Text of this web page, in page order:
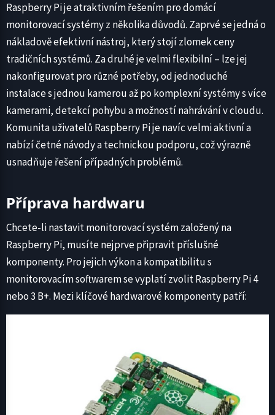
Raspberry Pi je atraktivním řešením pro domácí
monitorovací systémy z několika důvodů. Zaprvé se jedná o
nákladově efektivní nástroj, který stojí zlomek ceny
tradičních systémů. Za druhé je velmi flexibilní – lze jej
nakonfigurovat pro různé potřeby, od jednoduché
instalace s jednou kamerou až po komplexní systémy s více
kamerami, detekcí pohybu a možností nahrávání v cloudu.
Komunita uživatelů Raspberry Pi je navíc velmi aktivní a
nabízí četné návody a technickou podporu, což výrazně
usnadňuje řešení případných problémů.
Příprava hardwaru
Chcete-li nastavit monitorovací systém založený na
Raspberry Pi, musíte nejprve připravit příslušné
komponenty. Pro jejich výkon a kompatibilitu s
monitorovacím softwarem se vyplatí zvolit Raspberry Pi 4
nebo 3 B+. Mezi klíčové hardwarové komponenty patří: